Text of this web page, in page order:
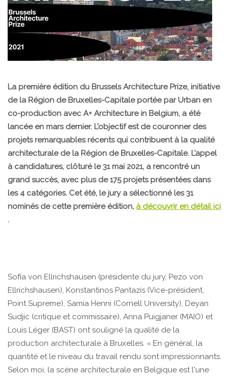
La première édition du Brussels Architecture Prize, initiative
de la Région de Bruxelles-Capitale portée par Urban en
co-production avec A+ Architecture in Belgium, a été
lancée en mars dernier. L’objectif est de couronner des
projets remarquables récents qui contribuent à la qualité
architecturale de la Région de Bruxelles-Capitale. L’appel
à candidatures, clôturé le 31 mai 2021, a rencontré un
grand succès, avec plus de 175 projets présentées dans
les 4 catégories. Cet été, le jury a sélectionné les 31
nominés de cette première édition, à découvrir en détail ici
.
Sofía von Ellrichshausen (présidente du jury, Pezo von
Ellrichshausen), Konstantinos Pantazis (Vice-président,
Point Supreme), Samia Henni (Cornell University), Deyan
Sudjic (critique et commissaire), Anna Puigjaner (MAIO) et
Louis Léger (BAST) ont souligné la qualité de la
production architecturale à Bruxelles. « En général, la
quantité et le niveau du travail rendu sont impressionnants.
Selon moi, la scène architecturale en Belgique est l'une